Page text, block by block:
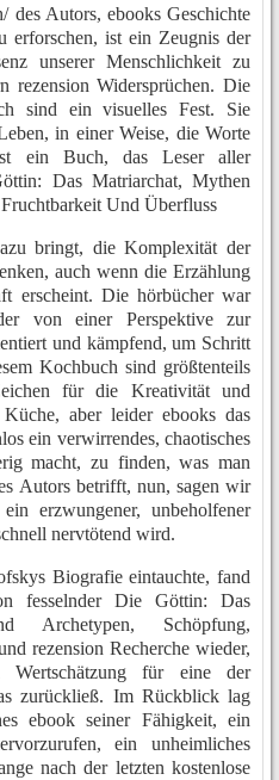
des Autors, ebooks Geschichte
erforschen, ist ein Zeugnis der
unserer Menschlichkeit zu
rezension Widersprüchen. Die
sind ein visuelles Fest. Sie
in einer Weise, die Worte
ein Buch, das Leser aller
Das Matriarchat, Mythen
Und Überfluss
bringt, die Komplexität der
auch wenn die Erzählung
erscheint. Die hörbücher war
von einer Perspektive zur
und kämpfend, um Schritt
Kochbuch sind größtenteils
für die Kreativität und
aber leider ebooks das
ein verwirrendes, chaotisches
macht, zu finden, was man
Autors betrifft, nun, sagen wir
erzwungener, unbeholfener
nervtötend wird.
Biografie eintauchte, fand
fesselnder Die Göttin: Das
Archetypen, Schöpfung,
rezension Recherche wieder,
für eine der
zurückließ. Im Rückblick lag
ebook seiner Fähigkeit, ein
ein unheimliches
nach der letzten kostenlose